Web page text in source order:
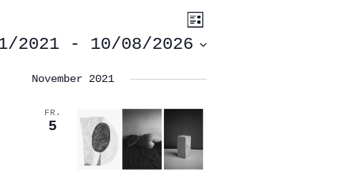
ANSICHTEN-
NAVIGATION
VERANSTALTUNG
ANSICHTEN-
Liste
2021 - 10/08/2026
November 2021
FR.
5